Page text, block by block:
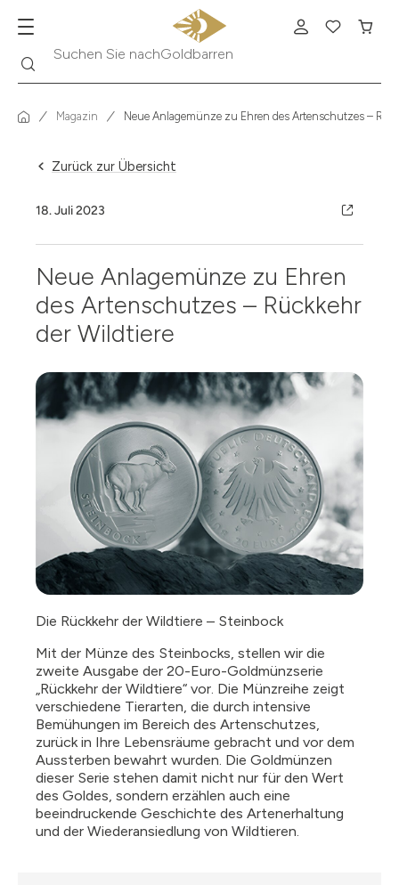
Suchen Sie nach
Krügerrand
Magazin Neue Anlagemünze zu Ehren des Artenschutzes –
Zurück zur Übersicht
18. Juli 2023
Neue Anlagemünze zu Ehren
des Artenschutzes – Rückkehr
der Wildtiere
Die Rückkehr der Wildtiere – Steinbock
Mit der Münze des Steinbocks, stellen wir die
zweite Ausgabe der 20-Euro-Goldmünzserie
„Rückkehr der Wildtiere“ vor. Die Münzreihe zeigt
verschiedene Tierarten, die durch intensive
Bemühungen im Bereich des Artenschutzes,
zurück in Ihre Lebensräume gebracht und vor dem
Aussterben bewahrt wurden. Die Goldmünzen
dieser Serie stehen damit nicht nur für den Wert
des Goldes, sondern erzählen auch eine
beeindruckende Geschichte des Artenerhaltung
und der Wiederansiedlung von Wildtieren.